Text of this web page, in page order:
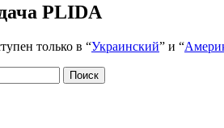
PLIDA
только в “Украинский” и “